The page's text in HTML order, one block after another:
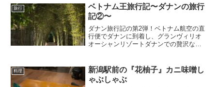
旅行
ベトナム王旅行記〜ダナンの旅行
記②〜
ダナン旅行記の第2弾！ベトナム航空の直
行便でダナンに到着し、グランヴィリオ
オーシャンリゾートダナンでの贅沢な滞
楽しみを紹介。夜のミーケビーチでのナ
イトマーケット散策もお楽しみに！
料理
新潟駅前の『花柚子』カニ味噌し
ゃぶしゃぶ